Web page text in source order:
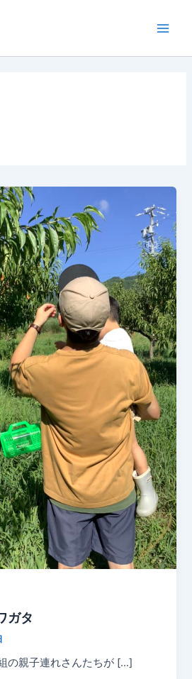
ガタ
の親子連れさんたちが […]